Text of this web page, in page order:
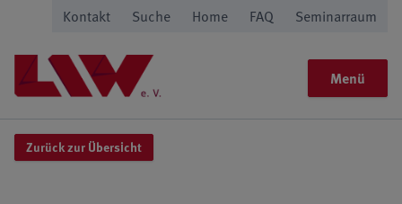
Kontakt Suche Home FAQ Seminarraum
Menü
Zurück zur Übersicht